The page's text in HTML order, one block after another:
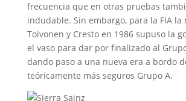
frecuencia que en otras pruebas
indudable. Sin embargo, para la FIA la
Toivonen y Cresto en 1986 supuso la
el vaso para dar por finalizado al
dando paso a una nueva era a bordo
teóricamente más seguros Grupo A.